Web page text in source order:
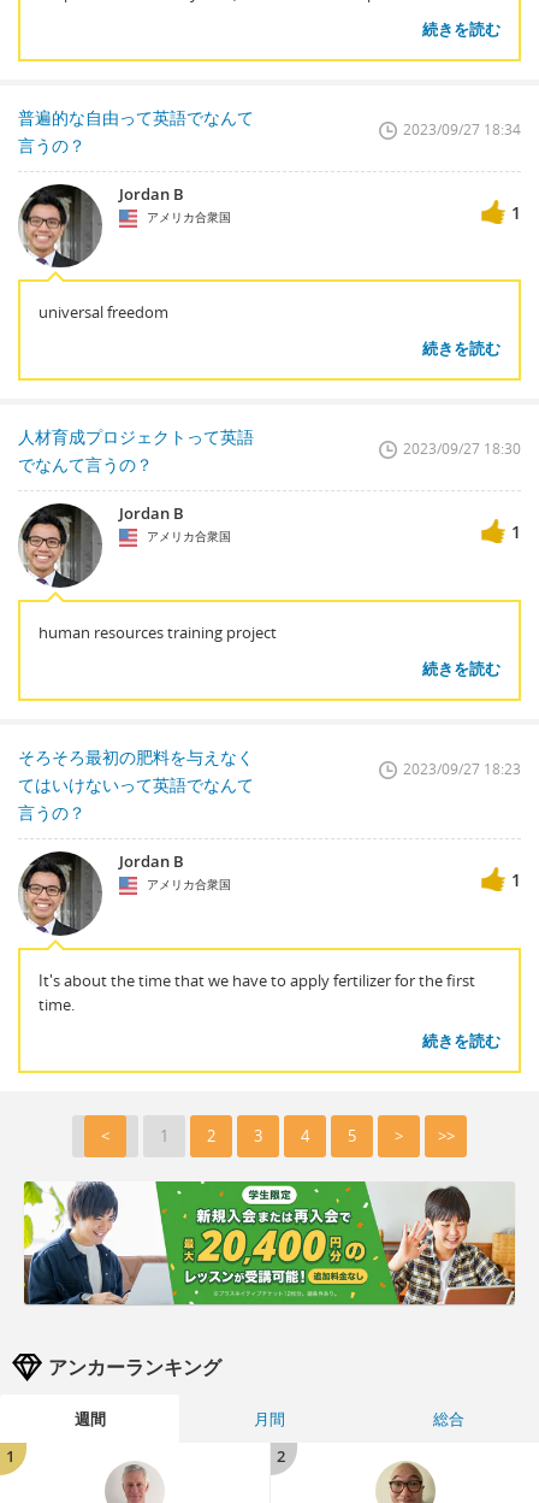
続きを読む
普遍的な自由って英語でなんて
言うの？
2023/09/27 18:34
Jordan B
アメリカ合衆国 1
universal freedom
続きを読む
人材育成プロジェクトって英語
でなんて言うの？
2023/09/27 18:30
Jordan B
アメリカ合衆国 1
human resources training project
続きを読む
そろそろ最初の肥料を与えなく
てはいけないって英語でなんて
言うの？
2023/09/27 18:23
Jordan B
アメリカ合衆国 1
It's about the time that we have to apply fertilizer for the first
time.
続きを読む
< 1 2 3 4 5 > >>
アンカーランキング
週間 月間
総合
1
2